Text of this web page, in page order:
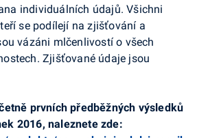
individuálních údajů. Všichni
se podílejí na zjišťování a
vázáni mlčenlivostí o všech
Zjišťované údaje jsou
prvních předběžných výsledků
2016, naleznete zde: